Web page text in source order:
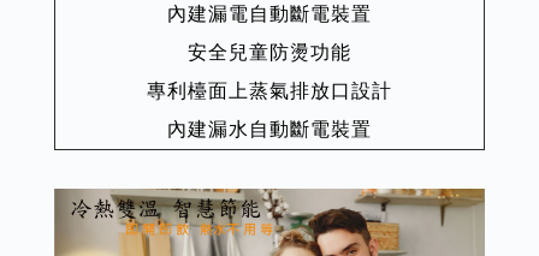
內建漏電自動斷電裝置
安全兒童防燙功能
專利檯面上蒸氣排放口設計
內建漏水自動斷電裝置